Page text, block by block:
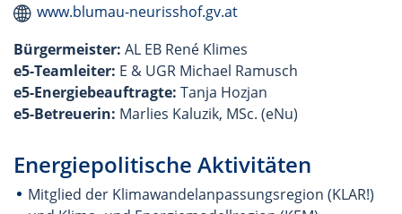
www.blumau-neurisshof.gv.at
Bürgermeister: AL EB René Klimes
e5-Teamleiter: E & UGR Michael Ramusch
e5-Energiebeauftragte: Tanja Hozjan
e5-Betreuerin: Marlies Kaluzik, MSc. (eNu)
Energiepolitische Aktivitäten
Mitglied der Klimawandelanpassungsregion (KLAR!)